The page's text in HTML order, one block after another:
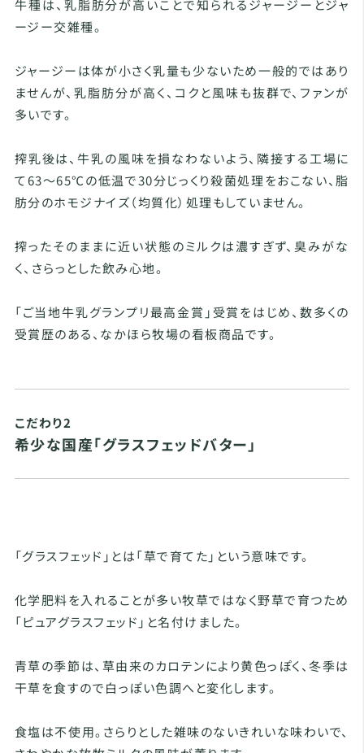
牛種は、乳脂肪分が高いことで知られるジャージーとジャ
ージー交雑種。
ジャージーは体が小さく乳量も少ないため一般的ではあり
ませんが、乳脂肪分が高く、コクと風味も抜群で、ファンが
多いです。
搾乳後は、牛乳の風味を損なわないよう、隣接する工場に
て63〜65℃の低温で30分じっくり殺菌処理をおこない、脂
肪分のホモジナイズ（均質化）処理もしていません。
搾ったそのままに近い状態のミルクは濃すぎず、臭みがな
く、さらっとした飲み心地。
「ご当地牛乳グランプリ最高金賞」受賞をはじめ、数多くの
受賞歴のある、なかほら牧場の看板商品です。
こだわり2
希少な国産「グラスフェッドバター」
「グラスフェッド」とは「草で育てた」という意味です。
化学肥料を入れることが多い牧草ではなく野草で育つため
「ピュアグラスフェッド」と名付けました。
青草の季節は、草由来のカロテンにより黄色っぽく、冬季は
干草を食すので白っぽい色調へと変化します。
食塩は不使用。さらりとした雑味のないきれいな味わいで、